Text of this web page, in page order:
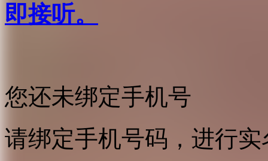
即接听。
您还未绑定手机号
请绑定手机号码，进行